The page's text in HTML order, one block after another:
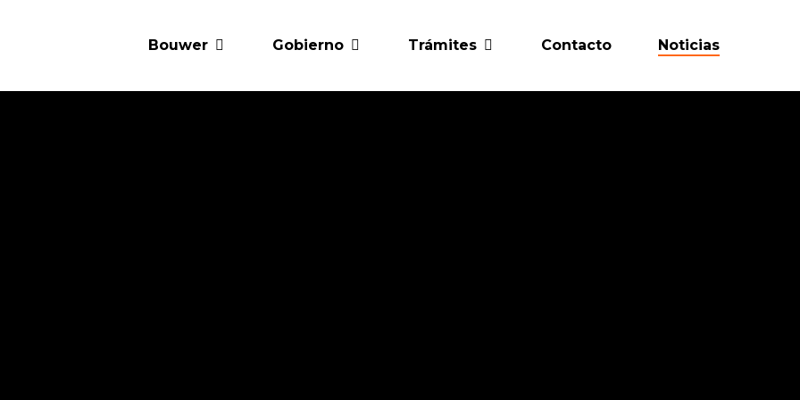
Bouwer Gobierno Trámites Contacto Noticias